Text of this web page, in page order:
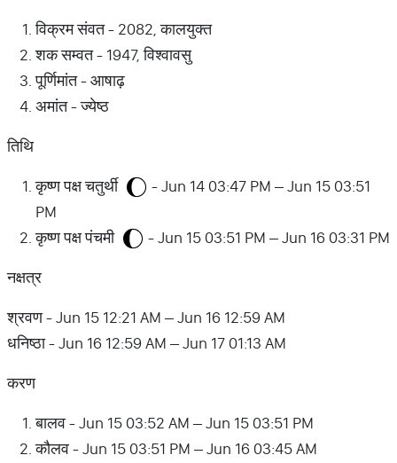
विक्रम संवत - 2082, कालयुक्त
शक सम्वत - 1947, विश्वावसु
पूर्णिमांत - आषाढ़
अमांत - ज्येष्ठ
तिथि
कृष्ण पक्ष चतुर्थी
- Jun 14 03:47 PM – Jun 15 03:51
PM
कृष्ण पक्ष पंचमी
- Jun 15 03:51 PM – Jun 16 03:31 PM
नक्षत्र
श्रवण - Jun 15 12:21 AM – Jun 16 12:59 AM
धनिष्ठा - Jun 16 12:59 AM – Jun 17 01:13 AM
करण
बालव - Jun 15 03:52 AM – Jun 15 03:51 PM
कौलव - Jun 15 03:51 PM – Jun 16 03:45 AM